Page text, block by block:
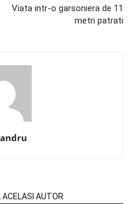
Viata intr-o garsoniera de 11
metri patrati
ACELASI AUTOR